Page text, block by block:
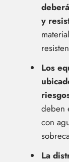
y
Los
deben
con
La